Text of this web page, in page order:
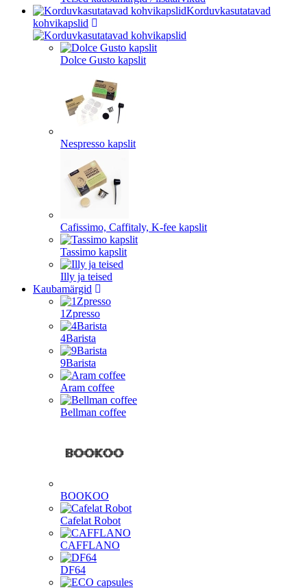
Korduvkasutatavad
kohvikapslid
Dolce Gusto kapslit
Nespresso kapslit
Cafissimo, Caffitaly, K-fee kapslit
Tassimo kapslit
Illy ja teised
Kaubamärgid
1Zpresso
4Barista
9Barista
Aram coffee
Bellman coffee
BOOKOO
Cafelat Robot
CAFFLANO
DF64